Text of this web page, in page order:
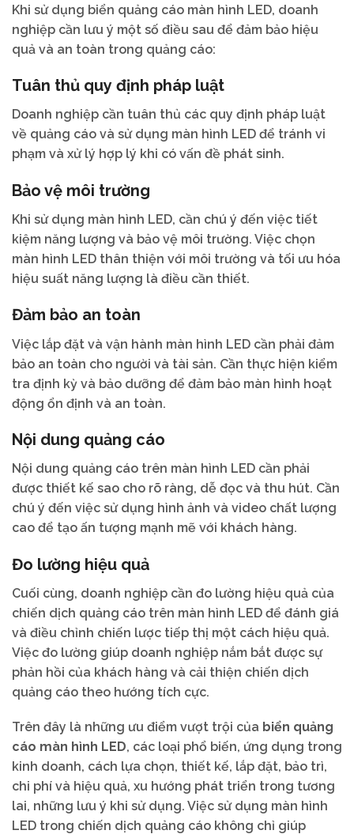
Khi sử dụng biển quảng cáo màn hình LED, doanh
nghiệp cần lưu ý một số điều sau để đảm bảo hiệu
quả và an toàn trong quảng cáo:
Tuân thủ quy định pháp luật
Doanh nghiệp cần tuân thủ các quy định pháp luật
về quảng cáo và sử dụng màn hình LED để tránh vi
phạm và xử lý hợp lý khi có vấn đề phát sinh.
Bảo vệ môi trường
Khi sử dụng màn hình LED, cần chú ý đến việc tiết
kiệm năng lượng và bảo vệ môi trường. Việc chọn
màn hình LED thân thiện với môi trường và tối ưu hóa
hiệu suất năng lượng là điều cần thiết.
Đảm bảo an toàn
Việc lắp đặt và vận hành màn hình LED cần phải đảm
bảo an toàn cho người và tài sản. Cần thực hiện kiểm
tra định kỳ và bảo dưỡng để đảm bảo màn hình hoạt
động ổn định và an toàn.
Nội dung quảng cáo
Nội dung quảng cáo trên màn hình LED cần phải
được thiết kế sao cho rõ ràng, dễ đọc và thu hút. Cần
chú ý đến việc sử dụng hình ảnh và video chất lượng
cao để tạo ấn tượng mạnh mẽ với khách hàng.
Đo lường hiệu quả
Cuối cùng, doanh nghiệp cần đo lường hiệu quả của
chiến dịch quảng cáo trên màn hình LED để đánh giá
và điều chỉnh chiến lược tiếp thị một cách hiệu quả.
Việc đo lường giúp doanh nghiệp nắm bắt được sự
phản hồi của khách hàng và cải thiện chiến dịch
quảng cáo theo hướng tích cực.
Trên đây là những ưu điểm vượt trội của biển quảng
cáo màn hình LED, các loại phổ biến, ứng dụng trong
kinh doanh, cách lựa chọn, thiết kế, lắp đặt, bảo trì,
chi phí và hiệu quả, xu hướng phát triển trong tương
lai, những lưu ý khi sử dụng. Việc sử dụng màn hình
LED trong chiến dịch quảng cáo không chỉ giúp